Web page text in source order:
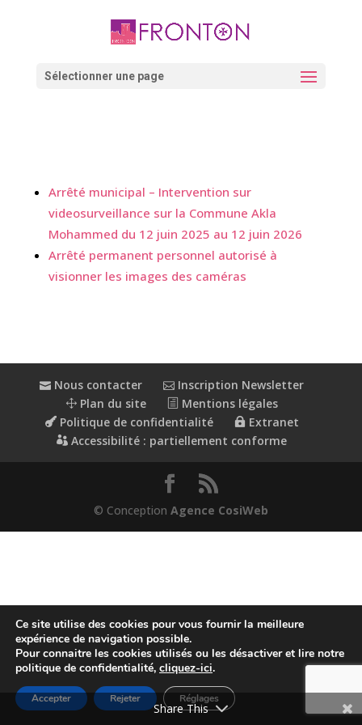
Sélectionner une page
Arrêté municipal – Intervention sur
videosurveillance sur la Commune Akla
Mohammed du 12 juin 2025 au 12 juin 2026
Arrêté permanent personnel autorisé à
visionner les images des caméras
Nous contacter
Inscription Newsletter
Plan du site
Mentions légales
Politique de confidentialité
Extranet
Accessibilité : partiellement conforme
© Conception Agence CosiWeb
Ce site utilise des cookies pour vous fournir la meilleure
expérience de navigation possible.
Pour connaitre les cookies utilisés ou les désactiver et lire notre
politique de confidentialité, cliquez-ici.
Accepter Rejeter Réglages
Share This